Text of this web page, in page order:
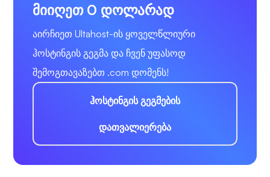
მიიღეთ 0 დოლარად
აირჩიეთ Ultahost-ის ყოველწლიური
ჰოსტინგის გეგმა და ჩვენ უფასოდ
შემოგთავაზებთ .com დომენს!
ჰოსტინგის გეგმების
დათვალიერება